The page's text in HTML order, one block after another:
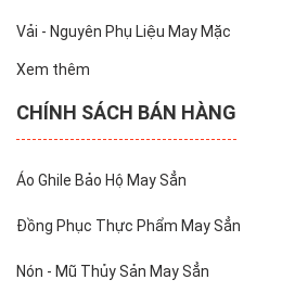
Vải - Nguyên Phụ Liệu May Mặc
Xem thêm
CHÍNH SÁCH BÁN HÀNG
Áo Ghile Bảo Hộ May Sẳn
Đồng Phục Thực Phẩm May Sẳn
Nón - Mũ Thủy Sản May Sẳn